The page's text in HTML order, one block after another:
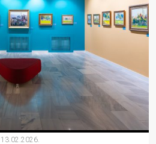
13.02.2026.